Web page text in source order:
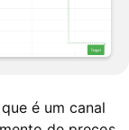
é um canal